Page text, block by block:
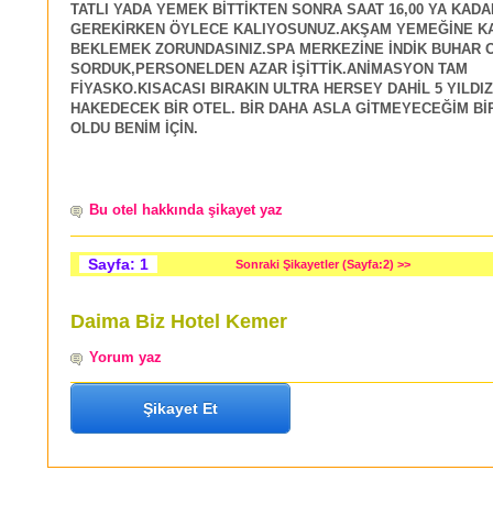
TATLI YADA YEMEK BİTTİKTEN SONRA SAAT 16,00 YA
GEREKİRKEN ÖYLECE KALIYOSUNUZ.AKŞAM YEMEĞİNE
BEKLEMEK ZORUNDASINIZ.SPA MERKEZİNE İNDİK BUHAR
SORDUK,PERSONELDEN AZAR İŞİTTİK.ANİMASYON TAM
FİYASKO.KISACASI BIRAKIN ULTRA HERSEY DAHİL 5
HAKEDECEK BİR OTEL. BİR DAHA ASLA GİTMEYECEĞİM
OLDU BENİM İÇİN.
Bu otel hakkında şikayet yaz
Sayfa: 1 Sonraki Şikayetler (Sayfa:2) >>
Daima Biz Hotel Kemer
Yorum yaz
Şikayet Et